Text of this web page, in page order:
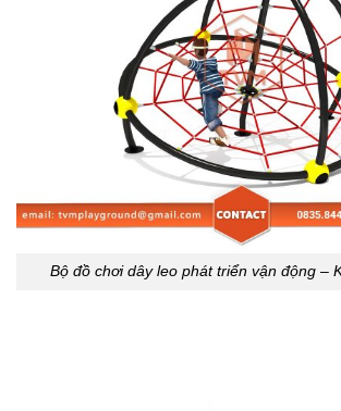
Bộ đồ chơi dây leo phát triển vận động –